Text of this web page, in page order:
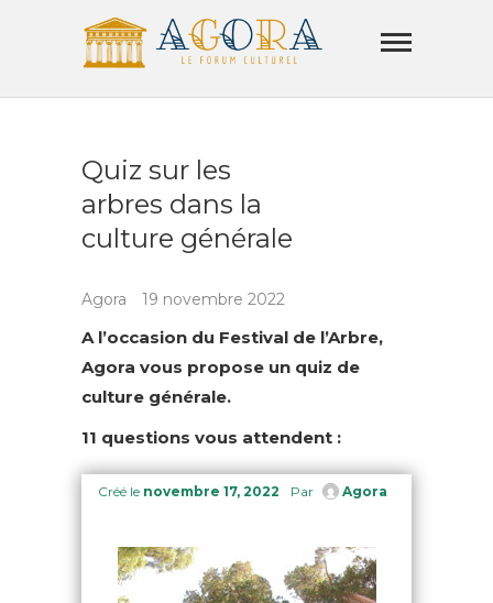
Agora
LE FORUM CULTUREL
Quiz sur les
arbres dans la
culture générale
Agora 19 novembre 2022
A l’occasion du Festival de l’Arbre,
Agora vous propose un quiz de
culture générale.
11 questions vous attendent :
Créé le novembre 17, 2022 Par Agora